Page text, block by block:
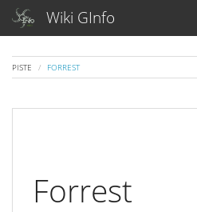
Wiki GInfo
PISTE FORREST
Forrest